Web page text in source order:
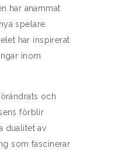
har anammat
spelare.
har inspirerat
inom
och
förblir
dualitet av
som fascinerar